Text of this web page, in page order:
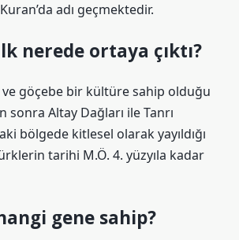
adı geçmektedir.
nerede ortaya çıktı?
ve göçebe bir kültüre sahip olduğu
sonra Altay Dağları ile Tanrı
bölgede kitlesel olarak yayıldığı
tarihi M.Ö. 4. yüzyıla kadar
gene sahip?